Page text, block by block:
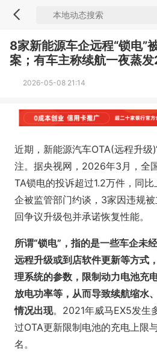
8家新能源车企远程“锁电”
案；有车主称续航一夜蒸
2026-05-08 21:14
近期，新能源汽车OTA(远程升级
注。据央视网，2026年3月，全
TA锁电的投诉超过1.2万件，同
企被监管部门约谈，3家因违规
回争议升级包并承诺恢复性能。
所谓“锁电”，指的是一些车企未
远程升级或到店软件更新等方式
理系统的参数，限制动力电池充
放电功率等，从而导致续航缩水
情况出现。2021年威马EX5发生
过OTA更新限制电池的充电上限
名。